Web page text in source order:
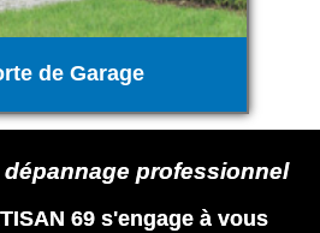
de Garage
dépannage professionnel
69 s'engage à vous